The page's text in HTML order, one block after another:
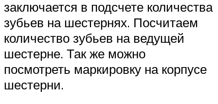
заключается в подсчете количества
зубьев на шестернях. Посчитаем
количество зубьев на ведущей
шестерне. Так же можно
посмотреть маркировку на корпусе
шестерни.